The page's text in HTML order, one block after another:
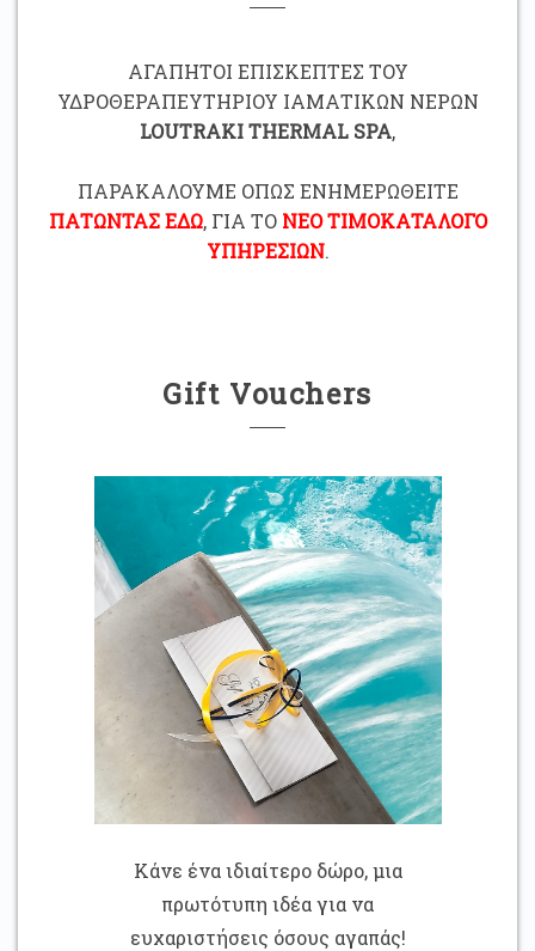
ΑΓΑΠΗΤΟΙ ΕΠΙΣΚΕΠΤΕΣ ΤΟΥ
ΥΔΡΟΘΕΡΑΠΕΥΤΗΡΙΟΥ ΙΑΜΑΤΙΚΩΝ ΝΕΡΩΝ
LOUTRAKI THERMAL SPA,
ΠΑΡΑΚΑΛΟΥΜΕ ΟΠΩΣ ΕΝΗΜΕΡΩΘΕΙΤΕ
ΠΑΤΩΝΤΑΣ ΕΔΩ, ΓΙΑ ΤΟ ΝΕΟ ΤΙΜΟΚΑΤΑΛΟΓΟ
ΥΠΗΡΕΣΙΩΝ.
Gift Vouchers
Κάνε ένα ιδιαίτερο δώρο, μια
πρωτότυπη ιδέα για να
ευχαριστήσεις όσους αγαπάς!